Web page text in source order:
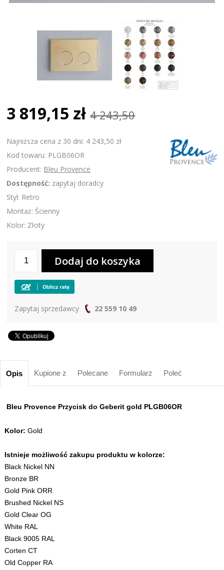
3 819,15 zł 4 243,50
Najniższa cena z 30 dni: 4 243,50 zł
Kod towaru: PLGB06OR
Producent: Bleu Provence
Dostępność: zapytaj doradcy
Styl: Retro
Montaż: Ścienny
Kolor: Złoty
Zapytaj sprzedawcy 22 559 10 49
Opis Kupione z Polecane Formularz Poleć
Bleu Provence Przycisk do Geberit gold PLGB06OR
Kolor: Gold
Istnieje możliwość zakupu produktu w kolorze:
Black Nickel NN
Bronze BR
Gold Pink ORR
Brushed Nickel NS
Gold Clear OG
White RAL
Black 9005 RAL
Corten CT
Old Copper RA